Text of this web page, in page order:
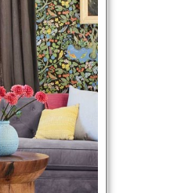
نام و نام خانوادگی : *